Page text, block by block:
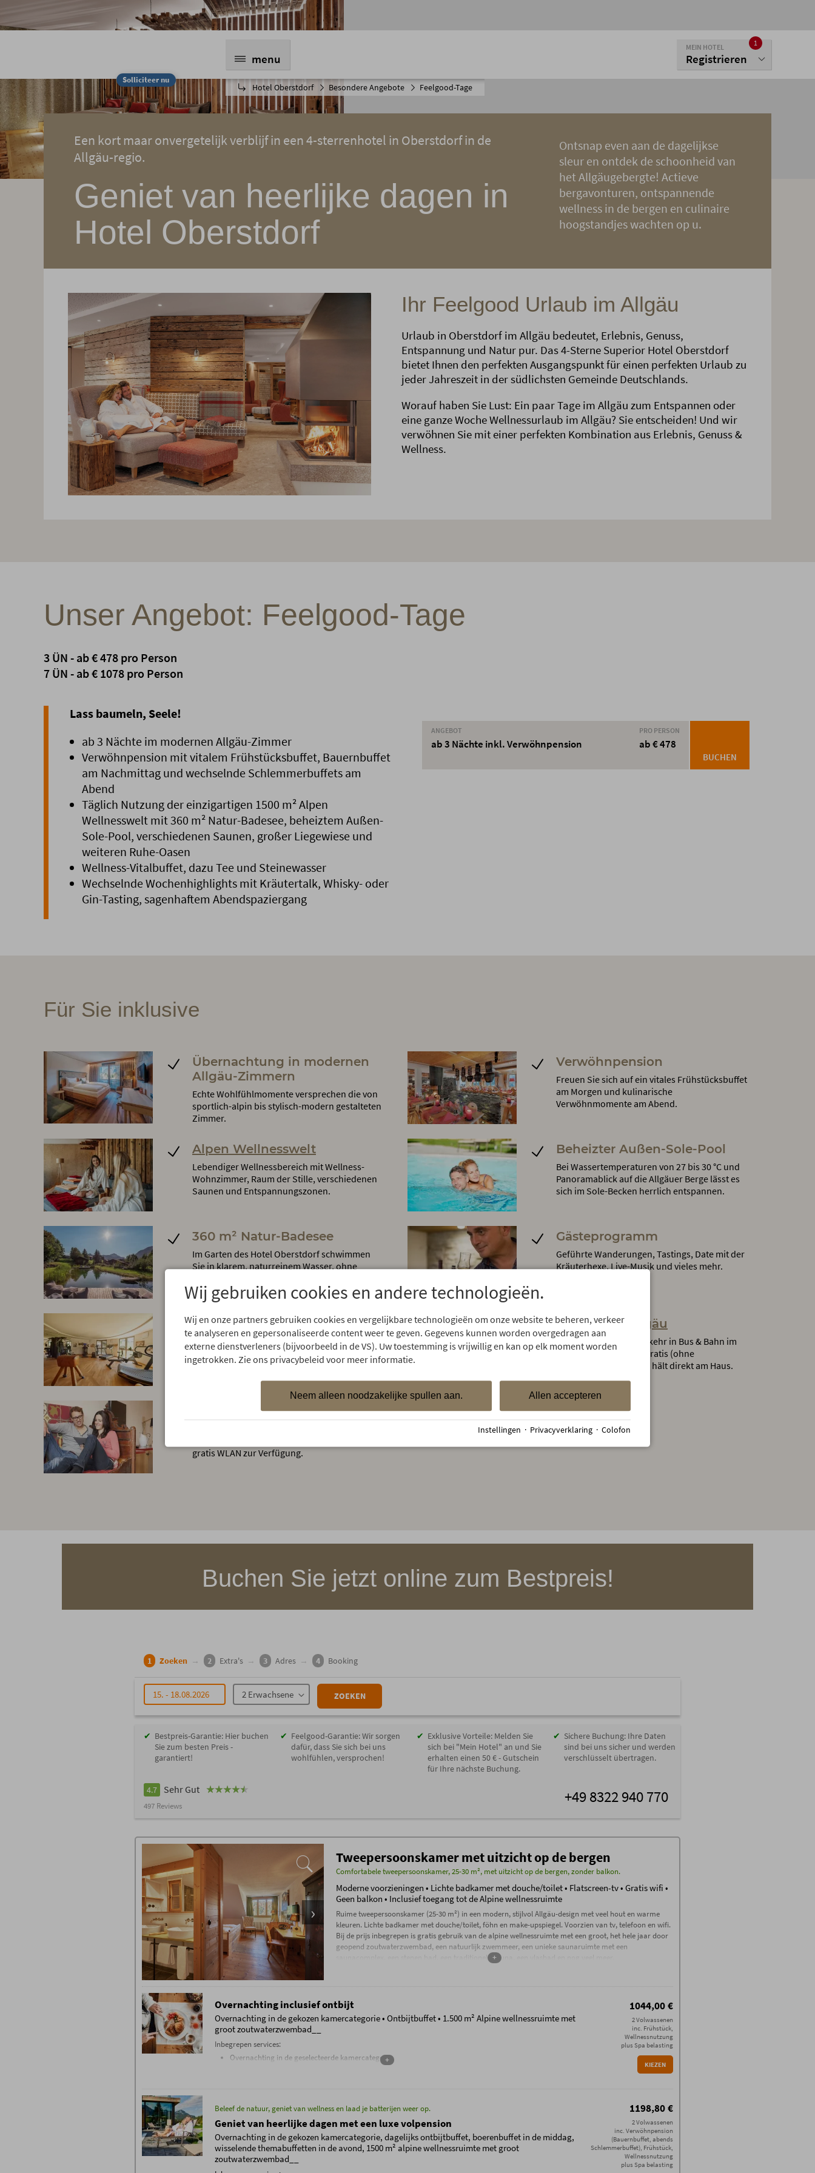
Solliciteer nu
menu
Hotel Oberstdorf Besondere Angebote Feelgood-Tage
MEIN HOTEL
Registrieren
1
Een kort maar onvergetelijk verblijf in een 4-sterrenhotel in Oberstdorf in de
Allgäu-regio.
Geniet van heerlijke dagen in
Hotel Oberstdorf
Ontsnap even aan de dagelijkse
sleur en ontdek de schoonheid van
het Allgäugebergte! Actieve
bergavonturen, ontspannende
wellness in de bergen en culinaire
hoogstandjes wachten op u.
Ihr Feelgood Urlaub im Allgäu
Urlaub in Oberstdorf im Allgäu bedeutet, Erlebnis, Genuss,
Entspannung und Natur pur. Das 4-Sterne Superior Hotel Oberstdorf
bietet Ihnen den perfekten Ausgangspunkt für einen perfekten Urlaub zu
jeder Jahreszeit in der südlichsten Gemeinde Deutschlands.
Worauf haben Sie Lust: Ein paar Tage im Allgäu zum Entspannen oder
eine ganze Woche Wellnessurlaub im Allgäu? Sie entscheiden! Und wir
verwöhnen Sie mit einer perfekten Kombination aus Erlebnis, Genuss &
Wellness.
Unser Angebot: Feelgood-Tage
3 ÜN - ab € 478 pro Person
7 ÜN - ab € 1078 pro Person
Lass baumeln, Seele!
ab 3 Nächte im modernen Allgäu-Zimmer
Verwöhnpension mit vitalem Frühstücksbuffet, Bauernbuffet
am Nachmittag und wechselnde Schlemmerbuffets am
Abend
Täglich Nutzung der einzigartigen 1500 m² Alpen
Wellnesswelt mit 360 m² Natur-Badesee, beheiztem Außen-
Sole-Pool, verschiedenen Saunen, großer Liegewiese und
weiteren Ruhe-Oasen
Wellness-Vitalbuffet, dazu Tee und Steinewasser
Wechselnde Wochenhighlights mit Kräutertalk, Whisky- oder
Gin-Tasting, sagenhaftem Abendspaziergang
ANGEBOT
ab 3 Nächte inkl. Verwöhnpension
PRO PERSON
ab € 478
BUCHEN
Für Sie inklusive
Übernachtung in modernen
Allgäu-Zimmern
Echte Wohlfühlmomente versprechen die von
sportlich-alpin bis stylisch-modern gestalteten
Zimmer.
Verwöhnpension
Freuen Sie sich auf ein vitales Frühstücksbuffet
am Morgen und kulinarische
Verwöhnmomente am Abend.
Alpen Wellnesswelt
Lebendiger Wellnessbereich mit Wellness-
Wohnzimmer, Raum der Stille, verschiedenen
Saunen und Entspannungszonen.
Beheizter Außen-Sole-Pool
Bei Wassertemperaturen von 27 bis 30 °C und
Panoramablick auf die Allgäuer Berge lässt es
sich im Sole-Becken herrlich entspannen.
360 m² Natur-Badesee
Im Garten des Hotel Oberstdorf schwimmen
Sie in klarem, naturreinem Wasser, ohne
Liegewiese.
Gästeprogramm
Geführte Wanderungen, Tastings, Date mit der
Kräuterhexe, Live-Musik und vieles mehr.
Fitnessraum
Mit neuesten Fitnessgeräten von Technogym:
Laufband, Cross-Trainer, Stepper.
Mobil Pass Allgäu
Nutzen Sie den Nahverkehr in Bus & Bahn im
südlichen Oberallgäu gratis (ohne
Kleinwalsertal) Der Bus hält direkt am Haus.
Gratis WLAN
gratis WLAN zur Verfügung.
Buchen Sie jetzt online zum Bestpreis!
1 Zoeken → 2 Extra's → 3 Adres → 4 Booking
15. - 18.08.2026 2 Erwachsene ZOEKEN
Bestpreis-Garantie: Hier buchen
Sie zum besten Preis -
garantiert!
Feelgood-Garantie: Wir sorgen
dafür, dass Sie sich bei uns
wohlfühlen, versprochen!
Exklusive Vorteile: Melden Sie
sich bei "Mein Hotel" an und Sie
erhalten einen 50 € - Gutschein
für Ihre nächste Buchung.
Sichere Buchung: Ihre Daten
sind bei uns sicher und werden
verschlüsselt übertragen.
4.7 Sehr Gut
497 Reviews +49 8322 940 770
Tweepersoonskamer met uitzicht op de bergen
Comfortabele tweepersoonskamer, 25-30 m², met uitzicht op de bergen, zonder balkon.
Moderne voorzieningen • Lichte badkamer met douche/toilet • Flatscreen-tv • Gratis wifi •
Geen balkon • Inclusief toegang tot de Alpine wellnessruimte
Ruime tweepersoonskamer (25-30 m²) in een modern, stijlvol Allgäu-design met veel hout en warme
kleuren. Lichte badkamer met douche/toilet, föhn en make-upspiegel. Voorzien van tv, telefoon en wifi.
Bij de prijs inbegrepen is gratis gebruik van de alpine wellnessruimte met een groot, het hele jaar door
geopend zoutwaterzwembad, een natuurlijk zwemmeer, een unieke saunaruimte met een
saunacomplex, een stenen bad, een traditionele sauna, een vlasbad en nog veel meer.
+
Overnachting inclusief ontbijt
Overnachting in de gekozen kamercategorie • Ontbijtbuffet • 1.500 m² Alpine wellnessruimte met
groot zoutwaterzwembad__
Inbegrepen services:
Overnachting in de geselecteerde kamercategorie
Ontbijtbuffet met meer dan 100 verschillende ontbijtproducten van 7:30 tot 11:00 uur
Geniet in de zomer van de idyllische natuurlijke omgeving van het zwemmeer
Fitnessruimte met de nieuwste Technogym-apparatuur
Dagelijks Oberstdorf mineraalwater, thee en saunabrood bij de wellnessbar
Hoogwaardig gastenprogramma met onder andere begeleide wandelingen, een Alpine avond met
livemuziek, een kampvuuravond, whiskyproeverij en nog veel meer.
+
1044,00 €
2 Volwassenen
inc. Frühstück,
Wellnessnutzung
plus Spa belasting
KIEZEN
Beleef de natuur, geniet van wellness en laad je batterijen weer op.
Geniet van heerlijke dagen met een luxe volpension
Overnachting in de gekozen kamercategorie, dagelijks ontbijtbuffet, boerenbuffet in de middag,
wisselende themabuffetten in de avond, 1500 m² alpine wellnessruimte met groot
zoutwaterzwembad__
1198,80 €
2 Volwassenen
inc. Verwöhnpension
(Bauernbuffet, abends
Schlemmerbuffet), Frühstück,
Wellnessnutzung
plus Spa belasting
Wij gebruiken cookies en andere technologieën.
Wij en onze partners gebruiken cookies en vergelijkbare technologieën om onze website te beheren, verkeer
te analyseren en gepersonaliseerde content weer te geven. Gegevens kunnen worden overgedragen aan
externe dienstverleners (bijvoorbeeld in de VS). Uw toestemming is vrijwillig en kan op elk moment worden
ingetrokken. Zie ons privacybeleid voor meer informatie.
Allen accepteren
Neem alleen noodzakelijke spullen aan.
Instellingen · Privacyverklaring · Colofon